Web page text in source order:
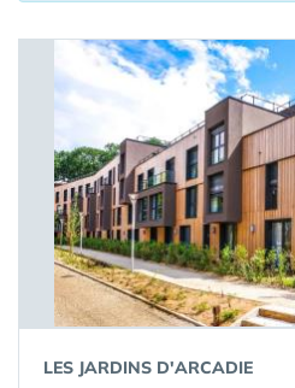
LES JARDINS D'ARCADIE